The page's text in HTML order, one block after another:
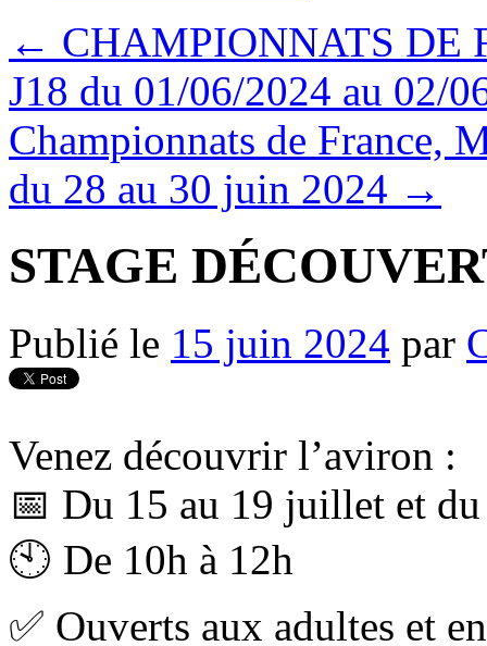
← CHAMPIONNATS DE
J18 du 01/06/2024 au 02/
Championnats de France,
du 28 au 30 juin 2024 →
STAGE
Publié le 15 juin 2024 par
Venez découvrir l’aviron :
📅 Du 15 au 19 juillet et
🕙 De 10h à 12h
✅ Ouverts aux adultes et